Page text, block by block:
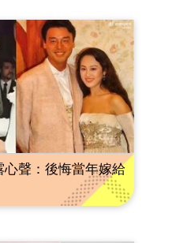
心聲：後悔當年嫁給